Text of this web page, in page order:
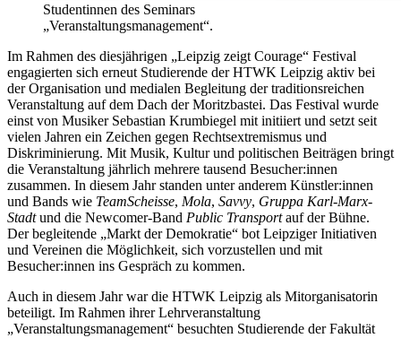
Studentinnen des Seminars
„Veranstaltungsmanagement“.
Im Rahmen des diesjährigen „Leipzig zeigt Courage“ Festival
engagierten sich erneut Studierende der HTWK Leipzig aktiv bei
der Organisation und medialen Begleitung der traditionsreichen
Veranstaltung auf dem Dach der Moritzbastei. Das Festival wurde
einst von Musiker Sebastian Krumbiegel mit initiiert und setzt seit
vielen Jahren ein Zeichen gegen Rechtsextremismus und
Diskriminierung. Mit Musik, Kultur und politischen Beiträgen bringt
die Veranstaltung jährlich mehrere tausend Besucher:innen
zusammen. In diesem Jahr standen unter anderem Künstler:innen
und Bands wie TeamScheisse, Mola, Savvy, Gruppa Karl-Marx-
Stadtund die Newcomer-Band Public Transportauf der Bühne.
Der begleitende „Markt der Demokratie“ bot Leipziger Initiativen
und Vereinen die Möglichkeit, sich vorzustellen und mit
Besucher:innen ins Gespräch zu kommen.
Auch in diesem Jahr war die HTWK Leipzig als Mitorganisatorin
beteiligt. Im Rahmen ihrer Lehrveranstaltung
„Veranstaltungsmanagement“ besuchten Studierende der Fakultät